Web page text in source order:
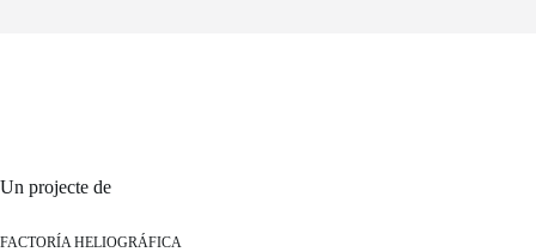
Un projecte de
FACTORÍA HELIOGRÁFICA